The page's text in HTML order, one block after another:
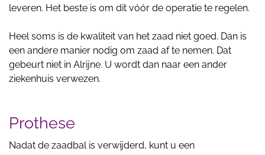
leveren. Het beste is om dit vóór de operatie te regelen.
Heel soms is de kwaliteit van het zaad niet goed. Dan is
een andere manier nodig om zaad af te nemen. Dat
gebeurt niet in Alrijne. U wordt dan naar een ander
ziekenhuis verwezen.
Prothese
Nadat de zaadbal is verwijderd, kunt u een